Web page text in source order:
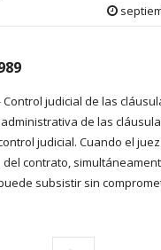
Control judicial de las
de las
judicial. Cuando el
contrato,
subsistir sin